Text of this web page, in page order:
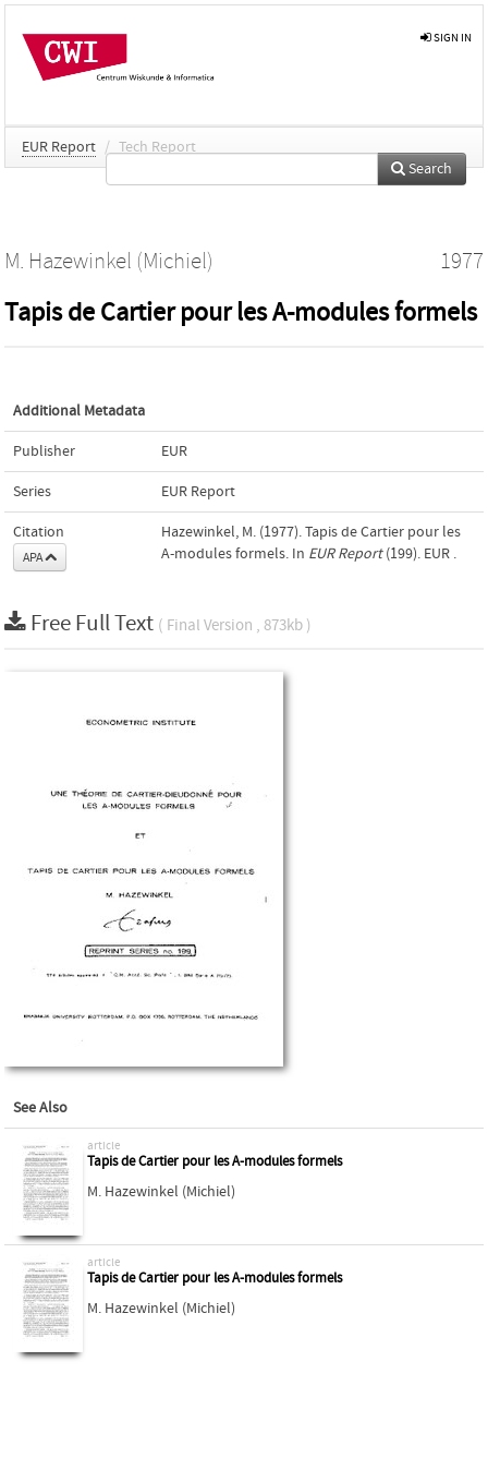
SIGN IN
EUR Report / Tech Report
Search
M. Hazewinkel (Michiel) 1977
Tapis de Cartier pour les A-modules formels
Additional Metadata
Publisher EUR
Series EUR Report
Citation
APA
Hazewinkel, M. (1977). Tapis de Cartier pour les
A-modules formels. In EUR Report(199). EUR .
Free Full Text ( Final Version , 873kb )
See Also
article
Tapis de Cartier pour les A-modules formels
M. Hazewinkel (Michiel)
article
Tapis de Cartier pour les A-modules formels
M. Hazewinkel (Michiel)